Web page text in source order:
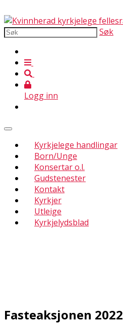
Søk
Logg inn
Kyrkjelege handlingar
Born/Unge
Konsertar o.l.
Gudstenester
Kontakt
Kyrkjer
Utleige
Kyrkjelydsblad
Fasteaksjonen 2022